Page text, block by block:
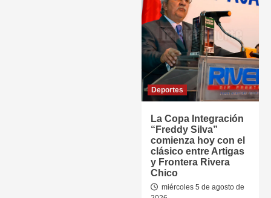
Deportes
La Copa Integración
“Freddy Silva”
comienza hoy con el
clásico entre Artigas
y Frontera Rivera
Chico
miércoles 5 de agosto de